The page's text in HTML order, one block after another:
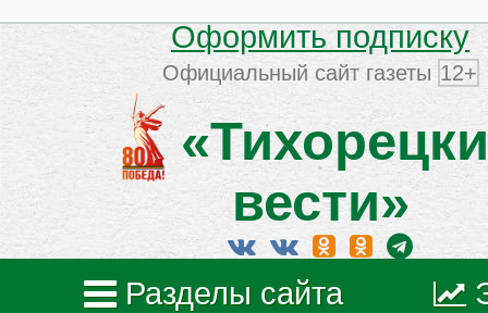
Оформить подписку
Официальный сайт газеты 12+
вести»
Разделы сайта